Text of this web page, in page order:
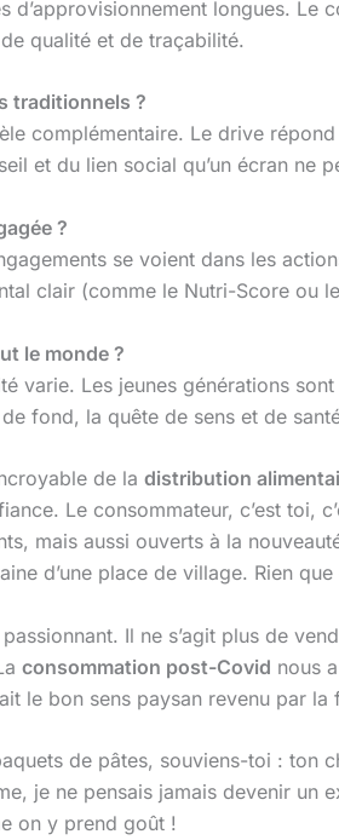
longues.
qualité et de traçabilité.
traditionnels ?
complémentaire. Le drive
et du lien social qu’un écran ne
?
se voient dans les
clair (comme le Nutri-Score ou
le monde ?
varie. Les jeunes générations
fond, la quête de sens et de
de la distribution
Le consommateur, c’est toi,
mais aussi ouverts à la
d’une place de village. Rien que
Il ne s’agit plus de
consommation post-Covid nous
le bon sens paysan revenu par la
de pâtes, souviens-toi : ton
je ne pensais jamais devenir
on y prend goût !